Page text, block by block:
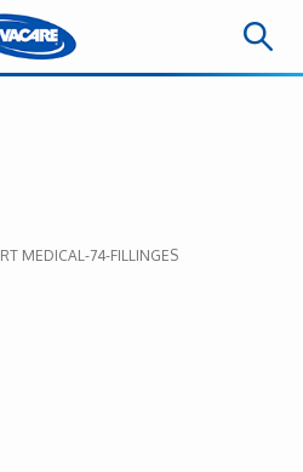
MEDICAL-74-FILLINGES